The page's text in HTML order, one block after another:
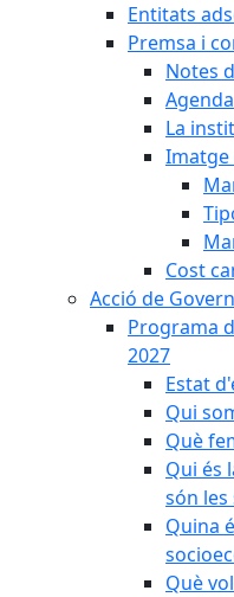
Entitats
Premsa i
Notes
Agenda
La
Cost
Acció de Govern
Programa
2027
Estat
Qui
Què
Qui és
són les
Quina
Què